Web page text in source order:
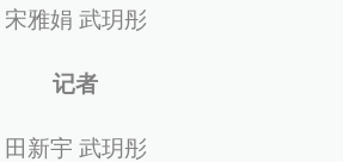
宋雅娟 武玥彤
记者
田新宇 武玥彤